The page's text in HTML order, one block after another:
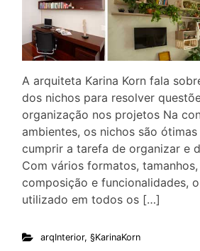
A arquiteta Karina Korn fala
dos nichos para resolver
organização nos projetos Na
ambientes, os nichos são
cumprir a tarefa de organizar e
Com vários formatos,
composição e funcionalidades,
utilizado em todos os […]
arqInterior, §KarinaKorn